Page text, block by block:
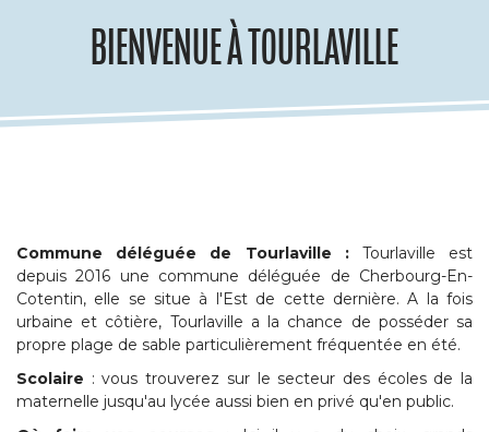
BIENVENUE À TOURLAVILLE
Commune déléguée de Tourlaville :Tourlaville est
depuis 2016 une commune déléguée de Cherbourg-En-
Cotentin, elle se situe à l'Est de cette dernière. A la fois
urbaine et côtière, Tourlaville a la chance de posséder sa
propre plage de sable particulièrement fréquentée en été.
Scolaire : vous trouverez sur le secteur des écoles de la
maternelle jusqu'au lycée aussi bien en privé qu'en public.